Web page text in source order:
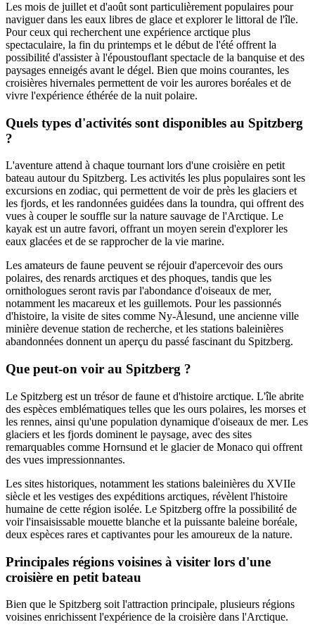
Les mois de juillet et d'août sont particulièrement populaires pour
naviguer dans les eaux libres de glace et explorer le littoral de l'île.
Pour ceux qui recherchent une expérience arctique plus
spectaculaire, la fin du printemps et le début de l'été offrent la
possibilité d'assister à l'époustouflant spectacle de la banquise et des
paysages enneigés avant le dégel. Bien que moins courantes, les
croisières hivernales permettent de voir les aurores boréales et de
vivre l'expérience éthérée de la nuit polaire.
Quels types d'activités sont disponibles au Spitzberg
?
L'aventure attend à chaque tournant lors d'une croisière en petit
bateau autour du Spitzberg. Les activités les plus populaires sont les
excursions en zodiac, qui permettent de voir de près les glaciers et
les fjords, et les randonnées guidées dans la toundra, qui offrent des
vues à couper le souffle sur la nature sauvage de l'Arctique. Le
kayak est un autre favori, offrant un moyen serein d'explorer les
eaux glacées et de se rapprocher de la vie marine.
Les amateurs de faune peuvent se réjouir d'apercevoir des ours
polaires, des renards arctiques et des phoques, tandis que les
ornithologues seront ravis par l'abondance d'oiseaux de mer,
notamment les macareux et les guillemots. Pour les passionnés
d'histoire, la visite de sites comme Ny-Ålesund, une ancienne ville
minière devenue station de recherche, et les stations baleinières
abandonnées donnent un aperçu du passé fascinant du Spitzberg.
Que peut-on voir au Spitzberg ?
Le Spitzberg est un trésor de faune et d'histoire arctique. L'île abrite
des espèces emblématiques telles que les ours polaires, les morses et
les rennes, ainsi qu'une population dynamique d'oiseaux de mer. Les
glaciers et les fjords dominent le paysage, avec des sites
remarquables comme Hornsund et le glacier de Monaco qui offrent
des vues impressionnantes.
Les sites historiques, notamment les stations baleinières du XVIIe
siècle et les vestiges des expéditions arctiques, révèlent l'histoire
humaine de cette région isolée. Le Spitzberg offre la possibilité de
voir l'insaisissable mouette blanche et la puissante baleine boréale,
deux espèces rares et captivantes pour les amoureux de la nature.
Principales régions voisines à visiter lors d'une
croisière en petit bateau
Bien que le Spitzberg soit l'attraction principale, plusieurs régions
voisines enrichissent l'expérience de la croisière dans l'Arctique.